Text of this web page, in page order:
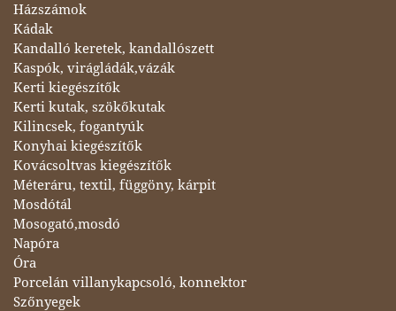
Házszámok
Kádak
Kandalló keretek, kandallószett
Kaspók, virágládák,vázák
Kerti kiegészítők
Kerti kutak, szökőkutak
Kilincsek, fogantyúk
Konyhai kiegészítők
Kovácsoltvas kiegészítők
Méteráru, textil, függöny, kárpit
Mosdótál
Mosogató,mosdó
Napóra
Óra
Porcelán villanykapcsoló, konnektor
Szőnyegek